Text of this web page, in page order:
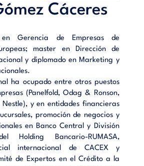
Cáceres
en Gerencia de Empresas de
master en Dirección de
y diplomado en Marketing y
ha ocupado entre otros puestos
(Panelfold, Odag & Ronson,
y en entidades financieras
promoción de negocios y
en Banco Central y División
Holding Bancario-RUMASA,
internacional de CACEX y
de Expertos en el Crédito a la